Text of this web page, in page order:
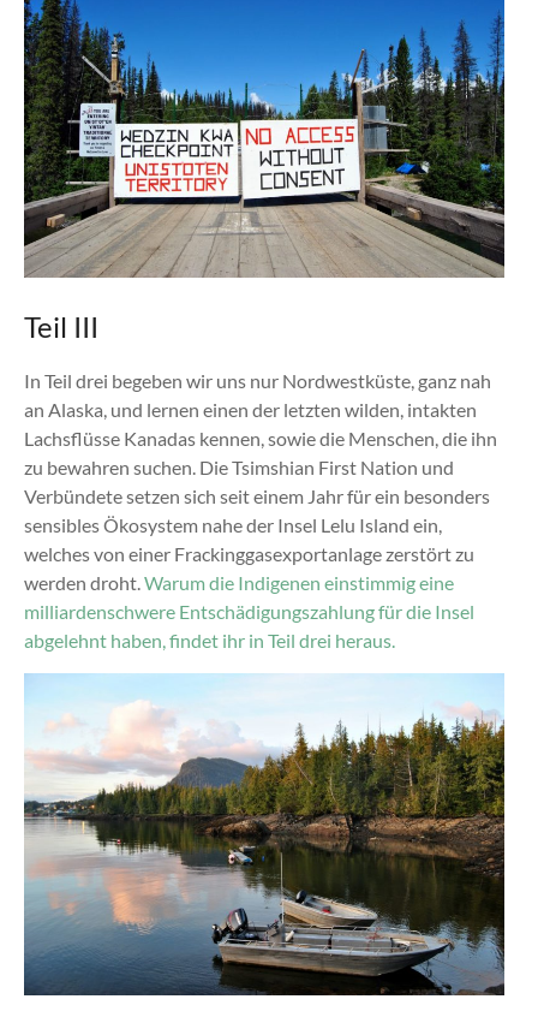
Teil III
In Teil drei begeben wir uns nur Nordwestküste, ganz nah
an Alaska, und lernen einen der letzten wilden, intakten
Lachsflüsse Kanadas kennen, sowie die Menschen, die ihn
zu bewahren suchen. Die Tsimshian First Nation und
Verbündete setzen sich seit einem Jahr für ein besonders
sensibles Ökosystem nahe der Insel Lelu Island ein,
welches von einer Frackinggasexportanlage zerstört zu
werden droht.Warum die Indigenen einstimmig eine
milliardenschwere Entschädigungszahlung für die Insel
abgelehnt haben, findet ihr in Teil drei heraus.